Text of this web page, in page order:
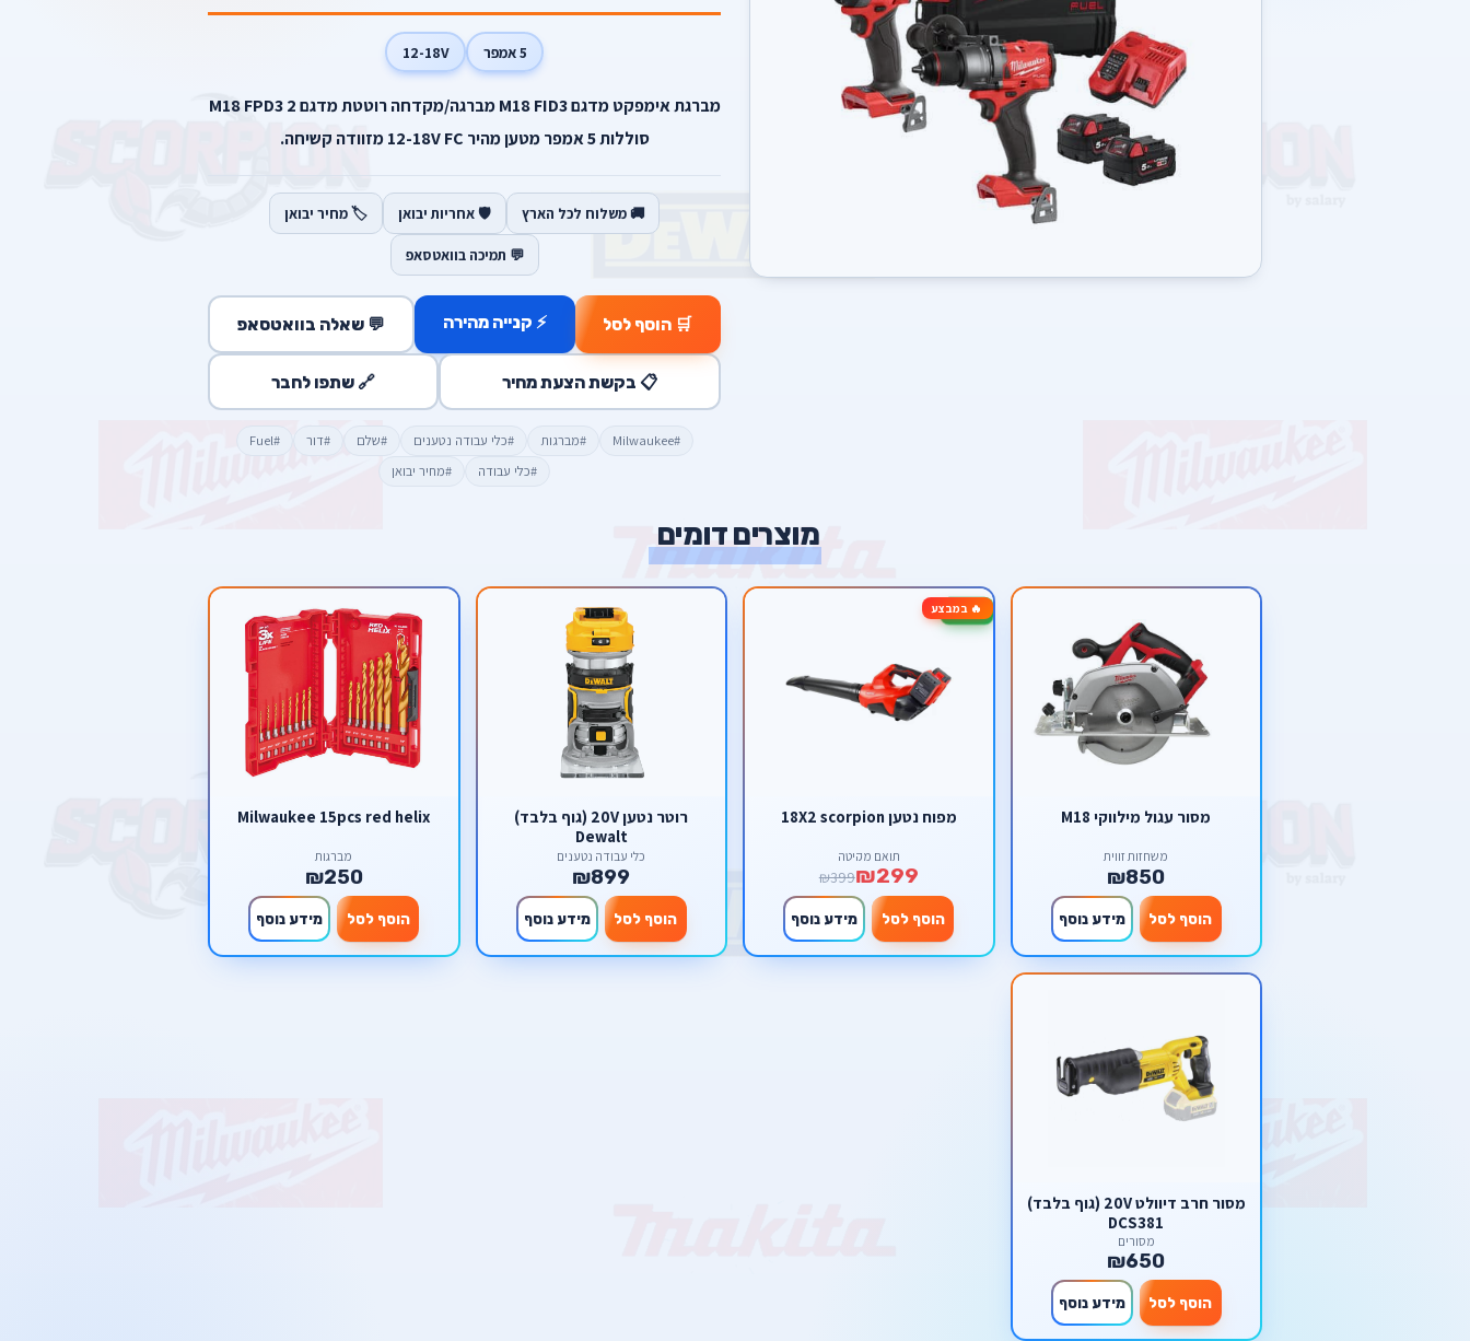
5 אמפר 12-18V
מברגת אימפקט מדגם M18 FID3 מברגה/מקדחה רוטטת מדגם M18 FPD3 2
סוללות 5 אמפר מטען מהיר 12-18V FC מזוודה קשיחה.
🚚 משלוח לכל הארץ 🛡️ אחריות יבואן 🏷️ מחיר יבואן
💬 תמיכה בוואטסאפ
🛒 הוסף לסל ⚡ קנייה מהירה 💬 שאלה בוואטסאפ
📋 בקשת הצעת מחיר 🔗 שתפו לחבר
#Milwaukee #מברגות #כלי עבודה נטענים #שלם #דור
#Fuel
#כלי עבודה
#מחיר יבואן
מוצרים דומים
מסור עגול מילווקי M18
משחזות זווית
₪850
הוסף לסל מידע נוסף
🔥 במבצע-25%
מפוח נטען 18X2 scorpion
תואם מקיטה
₪299
₪399
הוסף לסל מידע נוסף
רוטר נטען 20V (גוף בלבד)
Dewalt
כלי עבודה נטענים
₪899
הוסף לסל מידע נוסף
Milwaukee 15pcs red helix
מברגות
₪250
הוסף לסל מידע נוסף
מסור חרב דיוולט 20V (גוף בלבד)
DCS381
מסורים
₪650
הוסף לסל מידע נוסף